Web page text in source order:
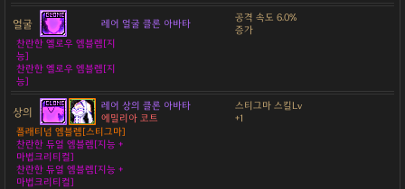
얼굴 레어 얼굴 클론 아바타
공격 속도 6.0%
증가
찬란한 옐로우 엠블렘[지
능]
찬란한 옐로우 엠블렘[지
능]
상의
레어 상의 클론 아바타
에밀리아 코트
스티그마 스킬Lv
+1
플래티넘 엠블렘[스티그마]
찬란한 듀얼 엠블렘[지능 +
마법크리티컬]
찬란한 듀얼 엠블렘[지능 +
마법크리티컬]